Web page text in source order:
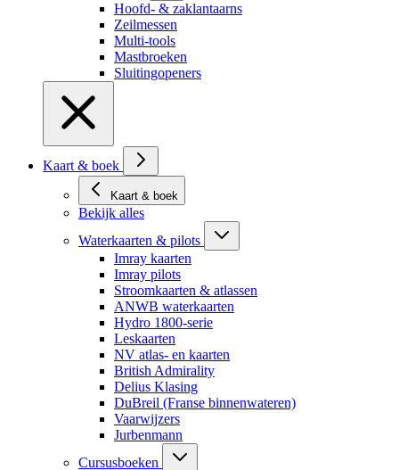
Hoofd- & zaklantaarns
Zeilmessen
Multi-tools
Mastbroeken
Sluitingopeners
Kaart & boek
Kaart & boek
Bekijk alles
Waterkaarten & pilots
Imray kaarten
Imray pilots
Stroomkaarten & atlassen
ANWB waterkaarten
Hydro 1800-serie
Leskaarten
NV atlas- en kaarten
British Admirality
Delius Klasing
DuBreil (Franse binnenwateren)
Vaarwijzers
Jurbenmann
Cursusboeken